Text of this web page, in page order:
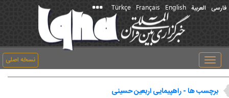
فارسی العربیة English
Français
Türkçe
نسخه اصلی
Toggle
navigation
برچسب ها - راهپیمایی اربعین حسینی